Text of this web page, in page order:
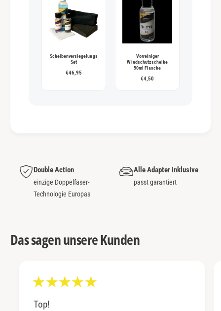
Scheibenversiegelungs
Set
€46,95
Vorreiniger
Windschutzscheibe
50ml Flasche
€4,50
Double Action
einzige Doppelfaser-
Technologie Europas
Alle Adapter inklusive
passt garantiert
Das sagen unsere Kunden
Top!